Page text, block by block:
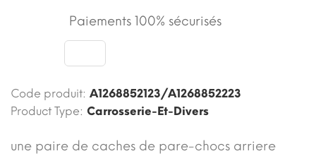
Paiements 100% sécurisés
Code produit: A1268852123/A1268852223
Product Type: Carrosserie-Et-Divers
une paire de caches de pare-chocs arriere